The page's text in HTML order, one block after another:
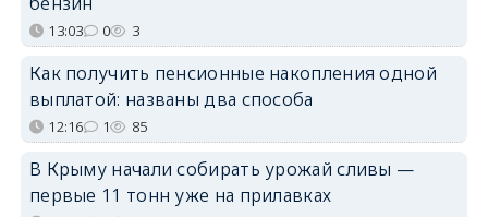
13:03 0 3
Как получить пенсионные накопления одной
выплатой: названы два способа
12:16 1 85
В Крыму начали собирать урожай сливы —
первые 11 тонн уже на прилавках